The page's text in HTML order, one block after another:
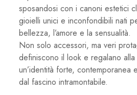
sposandosi con i canoni estetici
gioielli unici e inconfondibili nati
bellezza, l’amore e la sensualità.
Non solo accessori, ma veri
definiscono il look e regalano
un’identità forte, contemporanea
dal fascino intramontabile.